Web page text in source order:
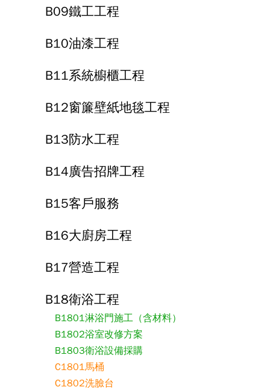
B09鐵工工程
B10油漆工程
B11系統櫥櫃工程
B12窗簾壁紙地毯工程
B13防水工程
B14廣告招牌工程
B15客戶服務
B16大廚房工程
B17營造工程
B18衛浴工程
B1801淋浴門施工（含材料）
B1802浴室改修方案
B1803衛浴設備採購
C1801馬桶
C1802洗臉台